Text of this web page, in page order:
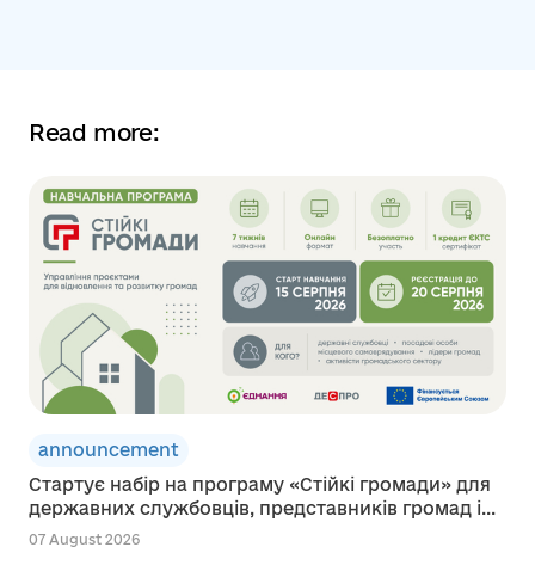
Read more:
announcement
Стартує набір на програму «Стійкі громади» для
державних службовців, представників громад і...
07 August 2026